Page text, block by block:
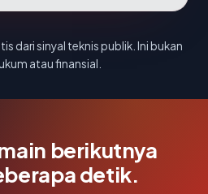
dari sinyal teknis publik. Ini bukan
atau finansial.
berikutnya
detik.